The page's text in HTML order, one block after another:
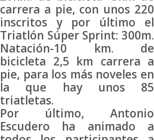
carrera a pie, con unos 220
inscritos y por último el
Triatlón Súper Sprint: 300m.
Natación-10 km. de
bicicleta 2,5 km carrera a
pie, para los más noveles en
la que hay unos 85
triatletas.
Por último, Antonio
Escudero ha animado a